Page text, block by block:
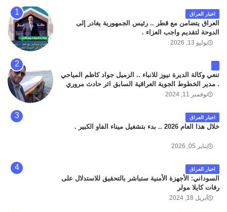
اخبار العراق
العراق يتضامن مع قطر .. رئيس الجمهورية يغادر إلى
الدوحة لتقديم واجب العزاء .
يوليو 13, 2026
تنعي وكالة الديرة نيوز للانباء .. الزميل جواد كاظم المياحي
. مدير الخطوط الجوية العراقية السابق اثر حادث مروري
داخل مطار البصرة الدولي اليوم الاثنين على الطريق
كان سبب الحادث يعود لتصادم عجلته مع عجلة نوع كيا بنكو
تابعة لشركة الهلال الماسكة لإعمار مطار البصرة الدولي .
سائلين الله عز وجل ان يتغمد الفقيد بواسع رحمته ، و انا
نوفمبر 11, 2024
اخبار العراق
خلال هذا العام 2026 .. بدء بتشغيل ميناء الفاو الكبير .
يناير 05, 2026
اخبار العراق
السوداني: الأجهزة الأمنية ستباشر بالتحقيق للاستدلال على
رفات كايلا مولر
أبريل 18, 2024